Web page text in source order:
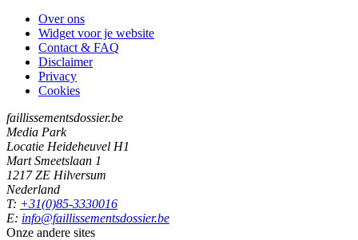
Over ons
Widget voor je website
Contact & FAQ
Disclaimer
Privacy
Cookies
faillissementsdossier.be
Media Park
Locatie Heideheuvel H1
Mart Smeetslaan 1
1217 ZE Hilversum
Nederland
T: +31(0)85-3330016
E: info@faillissementsdossier.be
Onze andere sites